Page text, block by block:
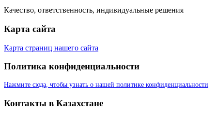
Качество, ответственность, индивидуальные решения
Карта сайта
Карта страниц нашего сайта
Политика конфиденциальности
Нажмите сюда, чтобы узнать о нашей политике конфиденциальности
Контакты в Казахстане